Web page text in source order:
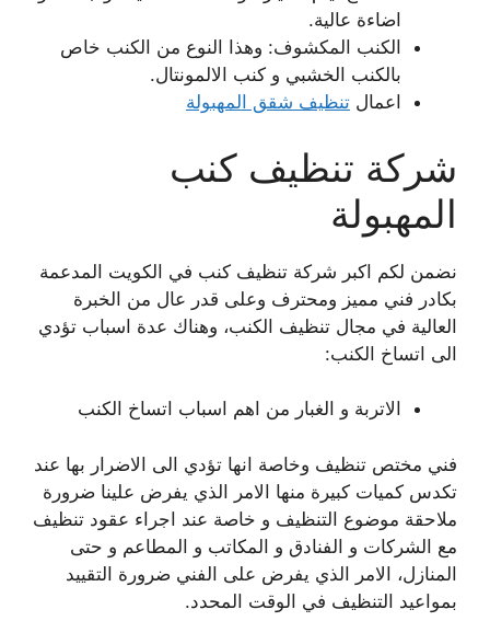
اضاءة عالية.
الكنب المكشوف: وهذا النوع من الكنب خاص
بالكنب الخشبي و كنب الالمونتال.
اعمال تنظيف شقق المهبولة
شركة تنظيف كنب
المهبولة
نضمن لكم اكبر شركة تنظيف كنب في الكويت المدعمة
بكادر فني مميز ومحترف وعلى قدر عال من الخبرة
العالية في مجال تنظيف الكنب، وهناك عدة اسباب تؤدي
الى اتساخ الكنب:
الاتربة و الغبار من اهم اسباب اتساخ الكنب
فني مختص تنظيف وخاصة انها تؤدي الى الاضرار بها عند
تكدس كميات كبيرة منها الامر الذي يفرض علينا ضرورة
ملاحقة موضوع التنظيف و خاصة عند اجراء عقود تنظيف
مع الشركات و الفنادق و المكاتب و المطاعم و حتى
المنازل، الامر الذي يفرض على الفني ضرورة التقييد
بمواعيد التنظيف في الوقت المحدد.